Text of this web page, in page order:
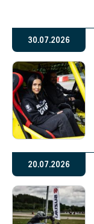
30.07.2026
20.07.2026